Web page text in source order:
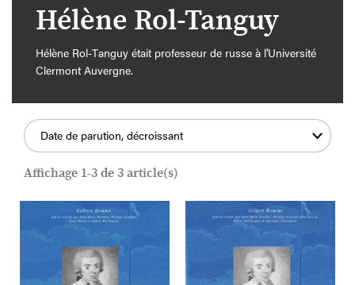
Hélène Rol-Tanguy
Hélène Rol-Tanguy était professeur de russe à l'Université
Clermont Auvergne.
Date de parution, décroissant
Affichage 1-3 de 3 article(s)